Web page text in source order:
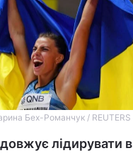
Бех-Романчук / REUTERS
лідирувати в